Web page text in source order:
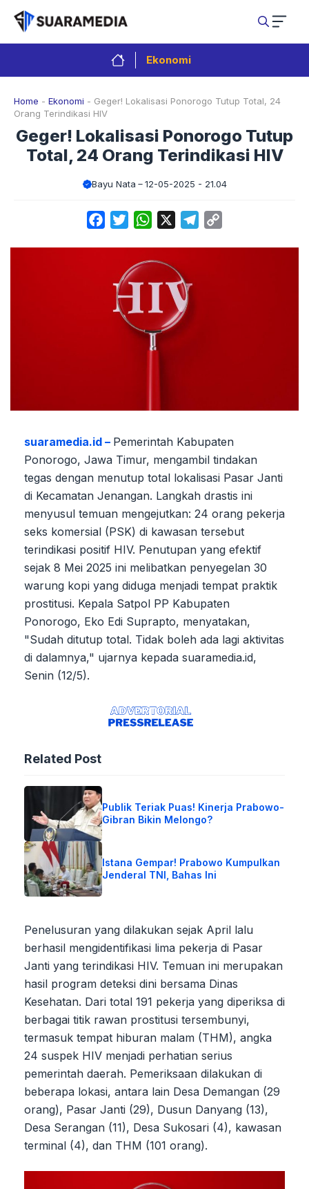
Langsung
isi
Ekonomi
Home - Ekonomi - Geger! Lokalisasi Ponorogo Tutup Total, 24
Orang Terindikasi HIV
Geger! Lokalisasi Ponorogo Tutup
Total, 24 Orang Terindikasi HIV
Bayu Nata 12-05-2025 - 21.04
FacebookTwitterWhatsApp Telegram
suaramedia.id – Pemerintah Kabupaten
Ponorogo, Jawa Timur, mengambil tindakan
tegas dengan menutup total lokalisasi Pasar Janti
di Kecamatan Jenangan. Langkah drastis ini
menyusul temuan mengejutkan: 24 orang pekerja
seks komersial (PSK) di kawasan tersebut
terindikasi positif HIV. Penutupan yang efektif
sejak 8 Mei 2025 ini melibatkan penyegelan 30
warung kopi yang diduga menjadi tempat praktik
prostitusi. Kepala Satpol PP Kabupaten
Ponorogo, Eko Edi Suprapto, menyatakan,
"Sudah ditutup total. Tidak boleh ada lagi aktivitas
di dalamnya," ujarnya kepada suaramedia.id,
Senin (12/5).
Related Post
Publik Teriak Puas! Kinerja Prabowo-
Gibran Bikin Melongo?
Istana Gempar! Prabowo Kumpulkan
Jenderal TNI, Bahas Ini
Penelusuran yang dilakukan sejak April lalu
berhasil mengidentifikasi lima pekerja di Pasar
Janti yang terindikasi HIV. Temuan ini merupakan
hasil program deteksi dini bersama Dinas
Kesehatan. Dari total 191 pekerja yang diperiksa di
berbagai titik rawan prostitusi tersembunyi,
termasuk tempat hiburan malam (THM), angka
24 suspek HIV menjadi perhatian serius
pemerintah daerah. Pemeriksaan dilakukan di
beberapa lokasi, antara lain Desa Demangan (29
orang), Pasar Janti (29), Dusun Danyang (13),
Desa Serangan (11), Desa Sukosari (4), kawasan
terminal (4), dan THM (101 orang).